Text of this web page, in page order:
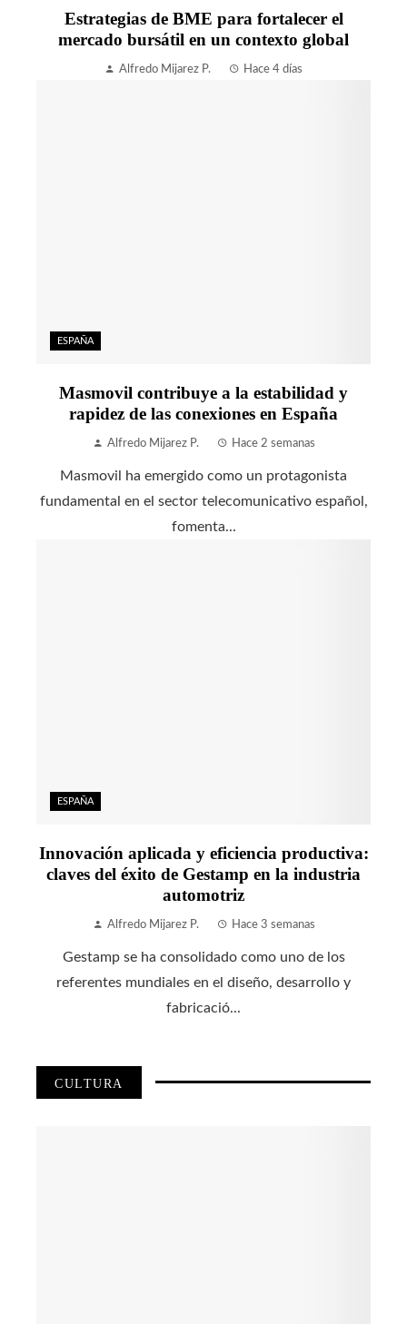
Estrategias de BME para fortalecer el
mercado bursátil en un contexto global
Alfredo Mijarez P. Hace 4 días
ESPAÑA
Masmovil contribuye a la estabilidad y
rapidez de las conexiones en España
Alfredo Mijarez P. Hace 2 semanas
Masmovil ha emergido como un protagonista
fundamental en el sector telecomunicativo español,
fomenta...
ESPAÑA
Innovación aplicada y eficiencia productiva:
claves del éxito de Gestamp en la industria
automotriz
Alfredo Mijarez P. Hace 3 semanas
Gestamp se ha consolidado como uno de los
referentes mundiales en el diseño, desarrollo y
fabricació...
CULTURA